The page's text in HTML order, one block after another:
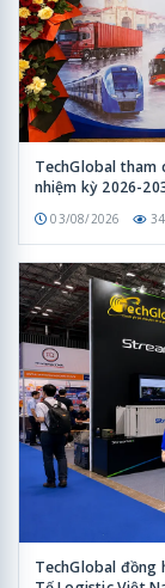
TechGlobal tham
nhiệm kỳ 2026-
03/08/2026
TechGlobal đồng